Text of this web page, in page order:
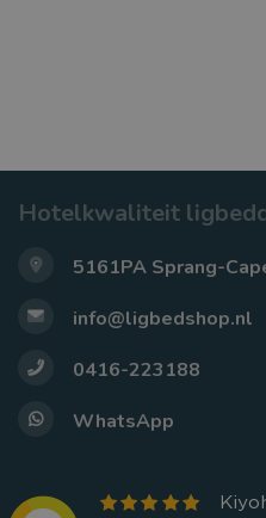
Hotelkwaliteit
5161PA Sprang-
info@ligbedshop.nl
0416-223188
WhatsApp